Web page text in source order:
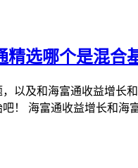
精选哪个是混合
以及和海富通收益增
！ 海富通收益增长和